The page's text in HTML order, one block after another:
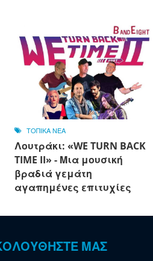
ΤΟΠΙΚΑ ΝΕΑ
Λουτράκι: «WE TURN BACK
TIME II» - Μια μουσική
βραδιά γεμάτη
αγαπημένες επιτυχίες
ΜΑΣ